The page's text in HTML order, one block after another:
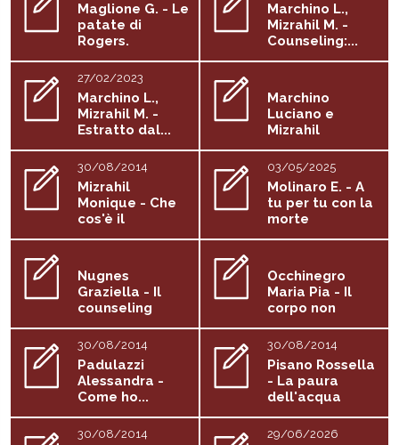
Maglione G. - Le
patate di
Rogers.
Un'esperienza...
Marchino L.,
Mizrahil M. -
Counseling:...
27/02/2023
Marchino L.,
Mizrahil M. -
Estratto dal...
Marchino
Luciano e
Mizrahil
Monique - I...
30/08/2014
Mizrahil
Monique - Che
cos'è il
counseling...
03/05/2025
Molinaro E. - A
tu per tu con la
morte
Nugnes
Graziella - Il
counseling
organizzativo
a...
Occhinegro
Maria Pia - Il
corpo non
mente e i
denti...
30/08/2014
Padulazzi
Alessandra -
Come ho...
30/08/2014
Pisano Rossella
- La paura
dell'acqua
30/08/2014 29/06/2026